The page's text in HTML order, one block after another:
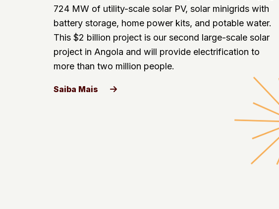
724 MW of utility-scale solar PV, solar minigrids with
battery storage, home power kits, and potable water.
This $2 billion project is our second large-scale solar
project in Angola and will provide electrification to
more than two million people.
Saiba Mais